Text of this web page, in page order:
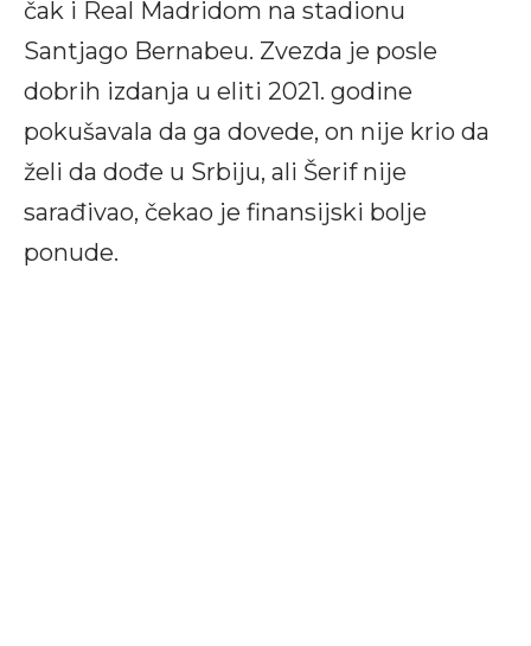
čak i Real Madridom na stadionu
Santjago Bernabeu. Zvezda je posle
dobrih izdanja u eliti 2021. godine
pokušavala da ga dovede, on nije krio da
želi da dođe u Srbiju, ali Šerif nije
sarađivao, čekao je finansijski bolje
ponude.